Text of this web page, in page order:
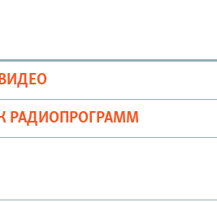
РАДИОПРОГРАММ